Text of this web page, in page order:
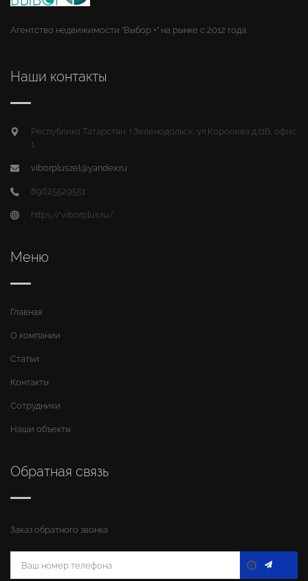
Агентство недвижимости "Выбор +" на рынке с 2012 года.
Наши контакты
Республика Татарстан, г.Зеленодольск, ул.Королева д.11Б, офис
1
viborpluszel@yandex.ru
89625529551
https://viborplus.ru/
Меню
Главная
О компании
Статьи
Контакты
Сотрудники
Наши объекты
Обратная связь
Заказ обратного звонка